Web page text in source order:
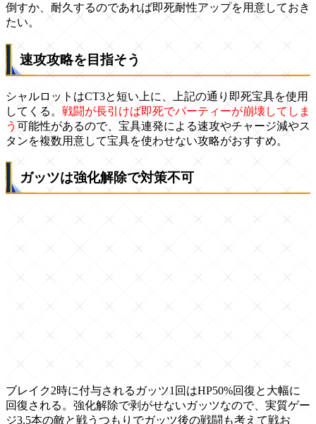
倒すか、耐久するのであれば即死耐性アップを用意しておき
たい。
速攻攻略を目指そう
シャルロットはCT3と短い上に、上記の通り即死宝具を使用
してくる。 戦闘が長引けば即死でパーティーが崩壊してしま
う 可能性があるので、宝具連発による速攻やチャージ減やス
タンを複数用意して宝具を使わせない攻略がおすすめ。
ガッツは強化解除で対策不可
ブレイク2時に付与されるガッツ1回はHP50%回復と大幅に
回復される。強化解除で剥がせないガッツなので、実質ゲー
ジ3.5本の敵と戦うつもりでガッツ後の戦闘も考えて戦お